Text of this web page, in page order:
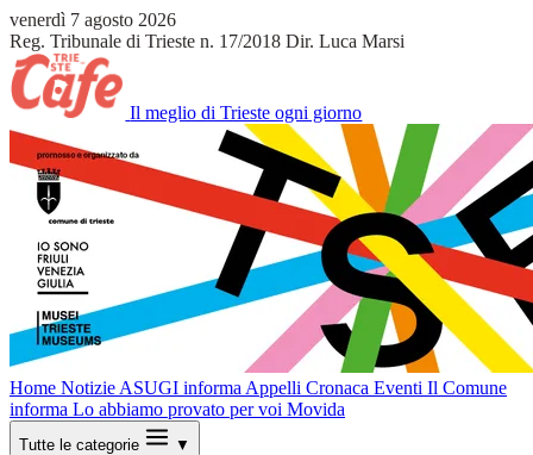
venerdì 7 agosto 2026
Reg. Tribunale di Trieste n. 17/2018 Dir. Luca Marsi
Il meglio di Trieste ogni giorno
Home Notizie ASUGI informa Appelli Cronaca Eventi Il Comune
informa Lo abbiamo provato per voi Movida
Tutte le categorie ▼